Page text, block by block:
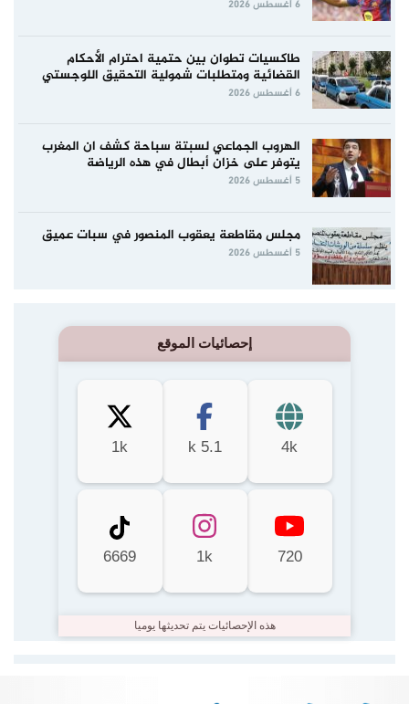
6 أغسطس 2026
طاكسيات تطوان بين حتمية احترام الأحكام
القضائية ومتطلبات شمولية التحقيق اللوجستي
6 أغسطس 2026
الهروب الجماعي لسبتة سباحة كشف ان المغرب
يتوفر على خزان أبطال في هذه الرياضة
5 أغسطس 2026
مجلس مقاطعة يعقوب المنصور في سبات عميق
5 أغسطس 2026
إحصائيات الموقع
4k
5.1 k
1k
720
1k
6669
هذه الإحصائيات يتم تحديثها يوميا